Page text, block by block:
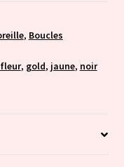
, Boucles
fleur, gold, jaune, noir